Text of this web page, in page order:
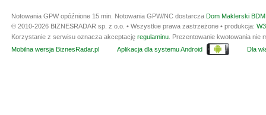
Notowania GPW opóźnione 15 min. Notowania GPW/NC dostarcza Dom Maklerski
© 2010-2026 BIZNESRADAR sp. z o.o. • Wszystkie prawa zastrzeżone • produkcja:
Korzystanie z serwisu oznacza akceptację regulaminu . Prezentowanie kwotowania
Mobilna wersja BiznesRadar.pl
Aplikacja dla systemu Android Dla